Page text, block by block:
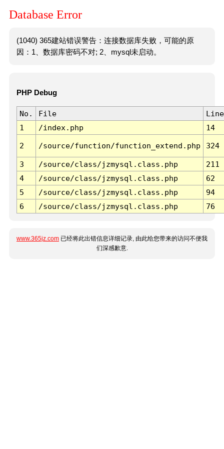
Database Error
(1040) 365建站错误警告：连接数据库失败，可能的原
因：1、数据库密码不对; 2、mysql未启动。
PHP Debug
No. File
Line
1
/index.php 14
2 /source/function/function_extend.php 324
3 /source/class/jzmysql.class.php
211
4
/source/class/jzmysql.class.php
62
5
/source/class/jzmysql.class.php
94
6
/source/class/jzmysql.class.php 76
www.365jz.com 已经将此出错信息详细记录, 由此给您带来的访问不便我
们深感歉意.